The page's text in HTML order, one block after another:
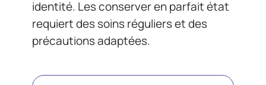
identité. Les conserver en parfait état
requiert des soins réguliers et des
précautions adaptées.